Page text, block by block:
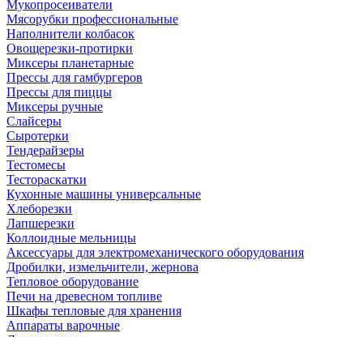
Мукопросеиватели
Мясорубки профессиональные
Наполнители колбасок
Овощерезки-протирки
Миксеры планетарные
Прессы для гамбургеров
Прессы для пиццы
Миксеры ручные
Слайсеры
Сыротерки
Тендерайзеры
Тестомесы
Тестораскатки
Кухонные машины универсальные
Хлеборезки
Лапшерезки
Коллоидные мельницы
Аксессуары для электромеханического оборудования
Дробилки, измельчители, жернова
Тепловое оборудование
Печи на древесном топливе
Шкафы тепловые для хранения
Аппараты варочные